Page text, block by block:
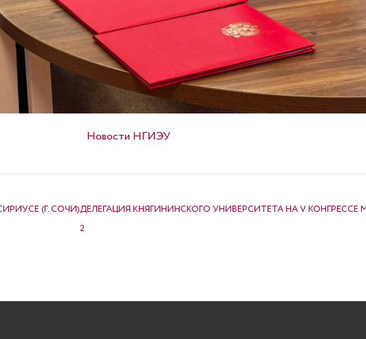
Новости НГИЭУ
(Г. СОЧИ)ДЕЛЕГАЦИЯ КНЯГИНИНСКОГО УНИВЕРСИТЕТА НА V
2